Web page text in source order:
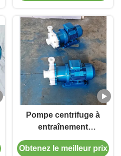
vitesse maximale de
3500 tr / min
Pompe centrifuge à
entraînement
magnétique avec
enveloppe en fer et
Obtenez le meilleur prix